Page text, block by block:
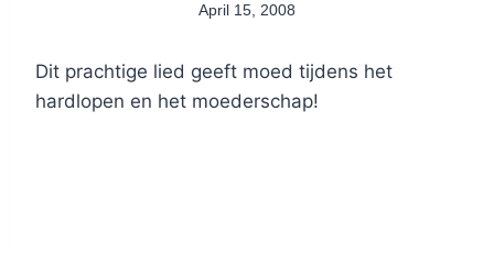
By
April 15, 2008
Dit prachtige lied geeft moed tijdens het
hardlopen en het moederschap!